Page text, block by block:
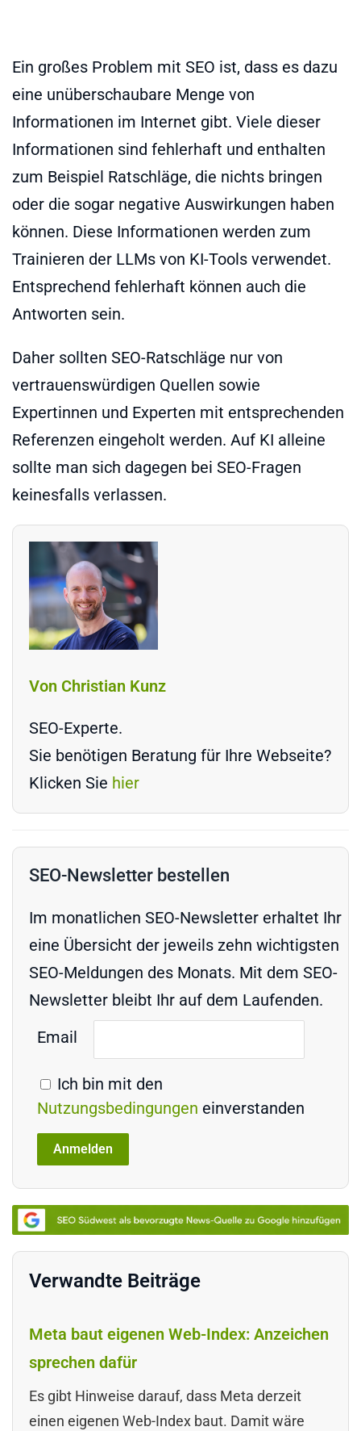
Ein großes Problem mit SEO ist, dass es dazu
eine unüberschaubare Menge von
Informationen im Internet gibt. Viele dieser
Informationen sind fehlerhaft und enthalten
zum Beispiel Ratschläge, die nichts bringen
oder die sogar negative Auswirkungen haben
können. Diese Informationen werden zum
Trainieren der LLMs von KI-Tools verwendet.
Entsprechend fehlerhaft können auch die
Antworten sein.
Daher sollten SEO-Ratschläge nur von
vertrauenswürdigen Quellen sowie
Expertinnen und Experten mit entsprechenden
Referenzen eingeholt werden. Auf KI alleine
sollte man sich dagegen bei SEO-Fragen
keinesfalls verlassen.
Von Christian Kunz
SEO-Experte.
Sie benötigen Beratung für Ihre Webseite?
Klicken Sie hier
SEO-Newsletter bestellen
Im monatlichen SEO-Newsletter erhaltet Ihr
eine Übersicht der jeweils zehn wichtigsten
SEO-Meldungen des Monats. Mit dem SEO-
Newsletter bleibt Ihr auf dem Laufenden.
Email
Ich bin mit den
Nutzungsbedingungen einverstanden
Verwandte Beiträge
Meta baut eigenen Web-Index: Anzeichen
sprechen dafür
Es gibt Hinweise darauf, dass Meta derzeit
einen eigenen Web-Index baut. Damit wäre